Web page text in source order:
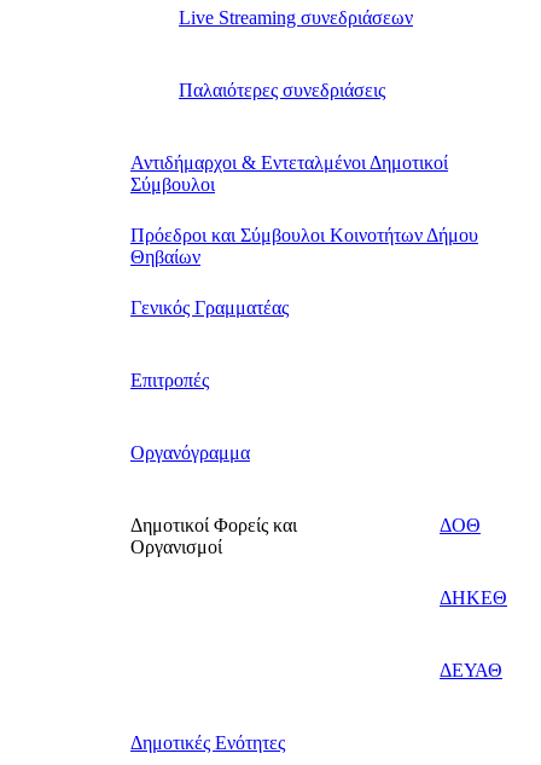
Live Streaming συνεδριάσεων
Παλαιότερες συνεδριάσεις
Αντιδήμαρχοι & Εντεταλμένοι Δημοτικοί
Σύμβουλοι
Πρόεδροι και Σύμβουλοι Κοινοτήτων Δήμου
Θηβαίων
Γενικός Γραμματέας
Επιτροπές
Οργανόγραμμα
Δημοτικοί Φορείς και
Οργανισμοί
ΔΟΘ
ΔΗΚΕΘ
ΔΕΥΑΘ
Δημοτικές Ενότητες